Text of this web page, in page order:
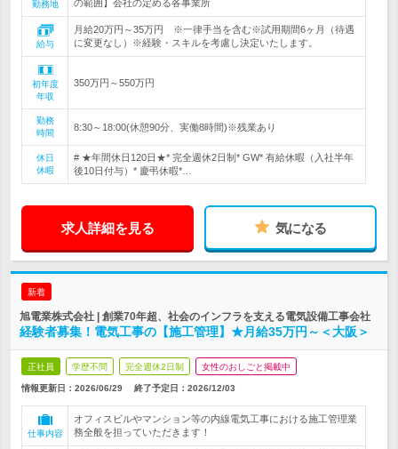
勤務地 の範囲】会社の定める各事業所
給与
月給20万円～35万円 ※一律手当を含む※試用期間6ヶ月（待遇
に変更なし）※経験・スキルを考慮し決定いたします。
初年度
年収
350万円～550万円
勤務
時間
8:30～18:00(休憩90分、実働8時間)※残業あり
休日
休暇
# ★年間休日120日★* 完全週休2日制* GW* 有給休暇（入社半年
後10日付与）* 慶弔休暇*…
求人詳細を見る 気になる
新着
旭電業株式会社 | 創業70年超、社会のインフラを支える電気設備工事会社
経験者募集！電気工事の【施工管理】★月給35万円～＜大阪＞
正社員 学歴不問 完全週休2日制 女性のおしごと掲載中
情報更新日：2026/06/29 終了予定日： 2026/12/03
仕事内容
オフィスビルやマンション等の内線電気工事における施工管理業
務全般を担っていただきます！